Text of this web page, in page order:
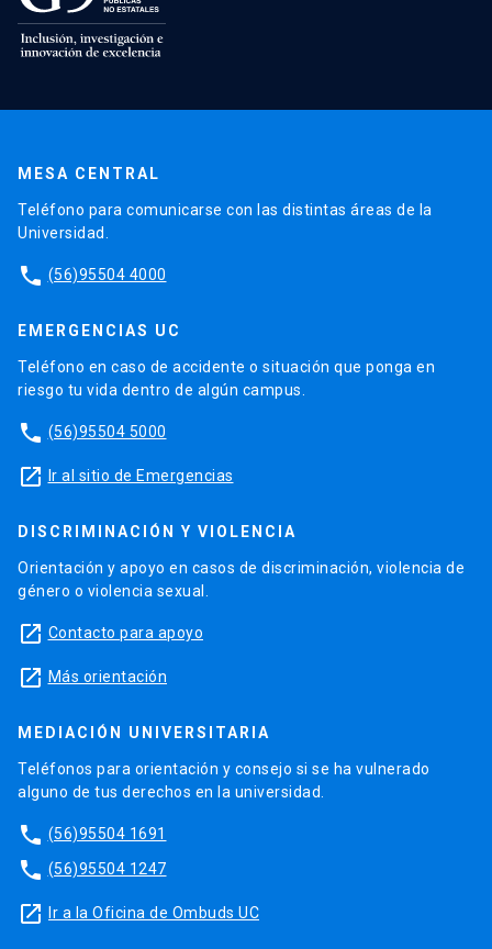
MESA CENTRAL
Teléfono para comunicarse con las distintas áreas de la
Universidad.
phone (56)95504 4000
EMERGENCIAS UC
Teléfono en caso de accidente o situación que ponga en
riesgo tu vida dentro de algún campus.
phone (56)95504 5000
launch Ir al sitio de Emergencias
DISCRIMINACIÓN Y VIOLENCIA
Orientación y apoyo en casos de discriminación, violencia de
género o violencia sexual.
launch Contacto para apoyo
launch Más orientación
MEDIACIÓN UNIVERSITARIA
Teléfonos para orientación y consejo si se ha vulnerado
alguno de tus derechos en la universidad.
phone (56)95504 1691
phone (56)95504 1247
launch Ir a la Oficina de Ombuds UC